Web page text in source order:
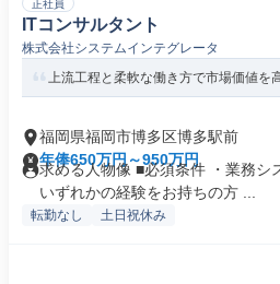
正社員
ITコンサルタント
株式会社システムインテグレータ
上流工程と柔軟な働き方で市場価値を
福岡県福岡市博多区博多駅前
年俸650万円～950万円
求める人物像 ■必須条件 ・業務シ
いずれかの経験をお持ちの方 ...
転勤なし 土日祝休み